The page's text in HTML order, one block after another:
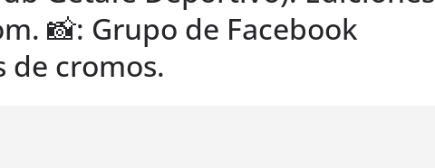
📸: Grupo de Facebook
de cromos.